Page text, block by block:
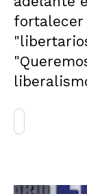
fortalecer